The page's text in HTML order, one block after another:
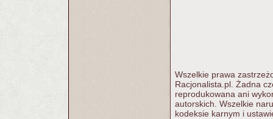
Wszelkie prawa
Racjonalista.pl. Żadna
reprodukowana ani
autorskich. Wszelkie
kodeksie karnym i